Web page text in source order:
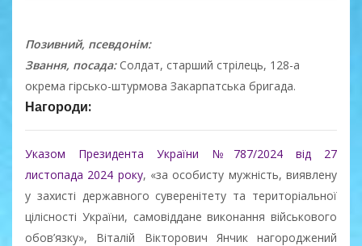
Позивний, псевдонім:
Звання, посада:Cолдат, старший стрілець, 128-а
окрема гірсько-штурмова Закарпатська бригада.
Нагороди:
Указом Президента України №787/2024 від 27
листопада 2024 року, «за особисту мужність, виявлену
у захисті державного суверенітету та територіальної
цілісності України, самовіддане виконання військового
обов’язку», Віталій Вікторович Янчик нагороджений